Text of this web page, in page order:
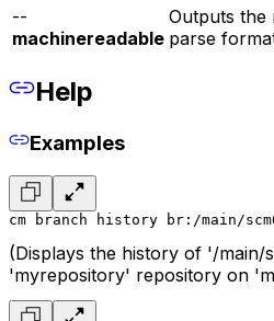
--
machinereadable
Outputs the
parse
Help
Examples
cm branch history br:/main/
(Displays the history of '/main/
'myrepository' repository on